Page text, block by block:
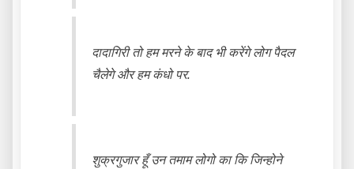
दादागिरी तो हम मरने के बाद भी करेंगे लोग पैदल
चैलेगे और हम कंधो पर.
शुक्रगुजार हूँ उन तमाम लोगो का कि जिन्होने